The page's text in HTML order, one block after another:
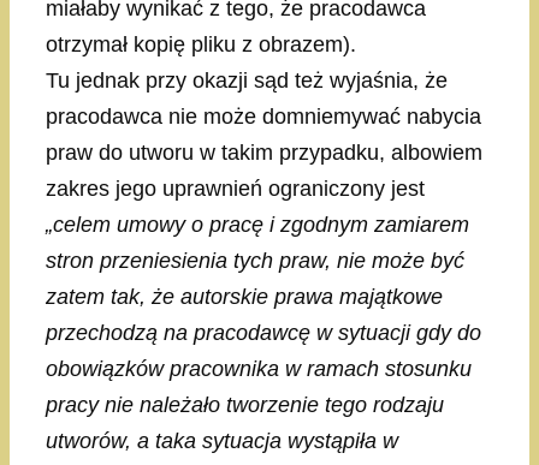
miałaby wynikać z tego, że pracodawca
otrzymał kopię pliku z obrazem).
Tu jednak przy okazji sąd też wyjaśnia, że
pracodawca nie może domniemywać nabycia
praw do utworu w takim przypadku, albowiem
zakres jego uprawnień ograniczony jest
„celem umowy o pracę i zgodnym zamiarem
stron przeniesienia tych praw, nie może być
zatem tak, że autorskie prawa majątkowe
przechodzą na pracodawcę w sytuacji gdy do
obowiązków pracownika w ramach stosunku
pracy nie należało tworzenie tego rodzaju
utworów, a taka sytuacja wystąpiła w